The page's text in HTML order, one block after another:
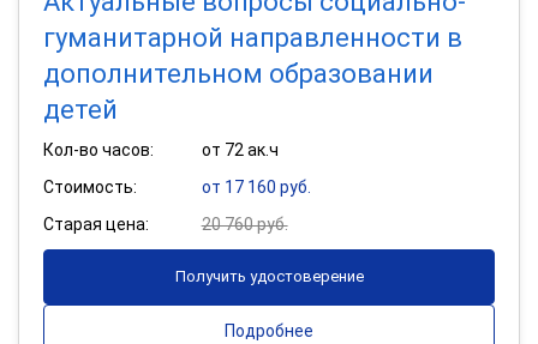
гуманитарной направленности в
дополнительном образовании
детей
Кол-во часов:
от 72 ак.ч
Стоимость:
от 17 160 руб.
Старая цена:
20 760 руб.
Получить удостоверение
Подробнее